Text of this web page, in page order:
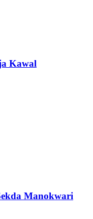
Kawal
Manokwari